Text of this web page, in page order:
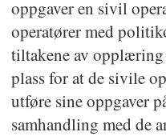
oppgaver en sivil
operatører med
tiltakene av opplæring
plass for at de sivile
utføre sine oppgaver
samhandling med de